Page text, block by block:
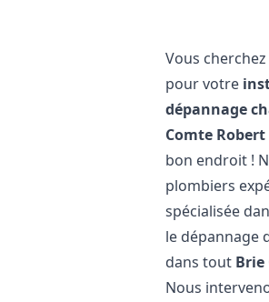
Vous
pour votre
dépannage
Comte Robert
bon endroit !
plombiers
spécialisée
le dépannage
dans tout Brie
Nous